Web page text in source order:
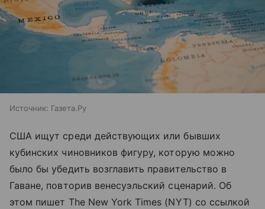
Источник: Газета.Ру
США ищут среди действующих или бывших
кубинских чиновников фигуру, которую можно
было бы убедить возглавить правительство в
Гаване, повторив венесуэльский сценарий. Об
этом пишет The New York Times (NYT) со ссылкой